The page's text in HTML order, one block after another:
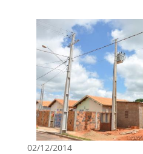
02/12/2014